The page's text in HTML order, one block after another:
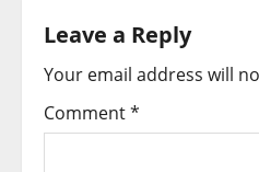
n
a
v
Leave a Reply
Your email address will
Comment*